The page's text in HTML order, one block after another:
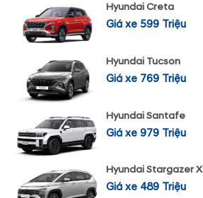
Hyundai Creta
Giá xe 599 Triệu
Hyundai Tucson
Giá xe 769 Triệu
Hyundai Santafe
Giá xe 979 Triệu
Hyundai Stargazer X
Giá xe 489 Triệu